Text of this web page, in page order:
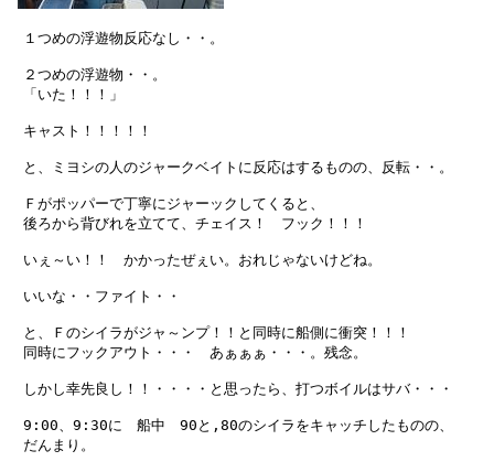
１つめの浮遊物反応なし・・。
２つめの浮遊物・・。
「いた！！！」
キャスト！！！！！
と、ミヨシの人のジャークベイトに反応はするものの、反転・・。
Ｆがポッパーで丁寧にジャーックしてくると、
後ろから背びれを立てて、チェイス！　フック！！！
いぇ～い！！　かかったぜぇい。おれじゃないけどね。
いいな・・ファイト・・
と、Ｆのシイラがジャ～ンプ！！と同時に船側に衝突！！！
同時にフックアウト・・・　あぁぁぁ・・・。残念。
しかし幸先良し！！・・・・と思ったら、打つボイルはサバ・・・
9:00、9:30に　船中　90と,80のシイラをキャッチしたものの、
だんまり。